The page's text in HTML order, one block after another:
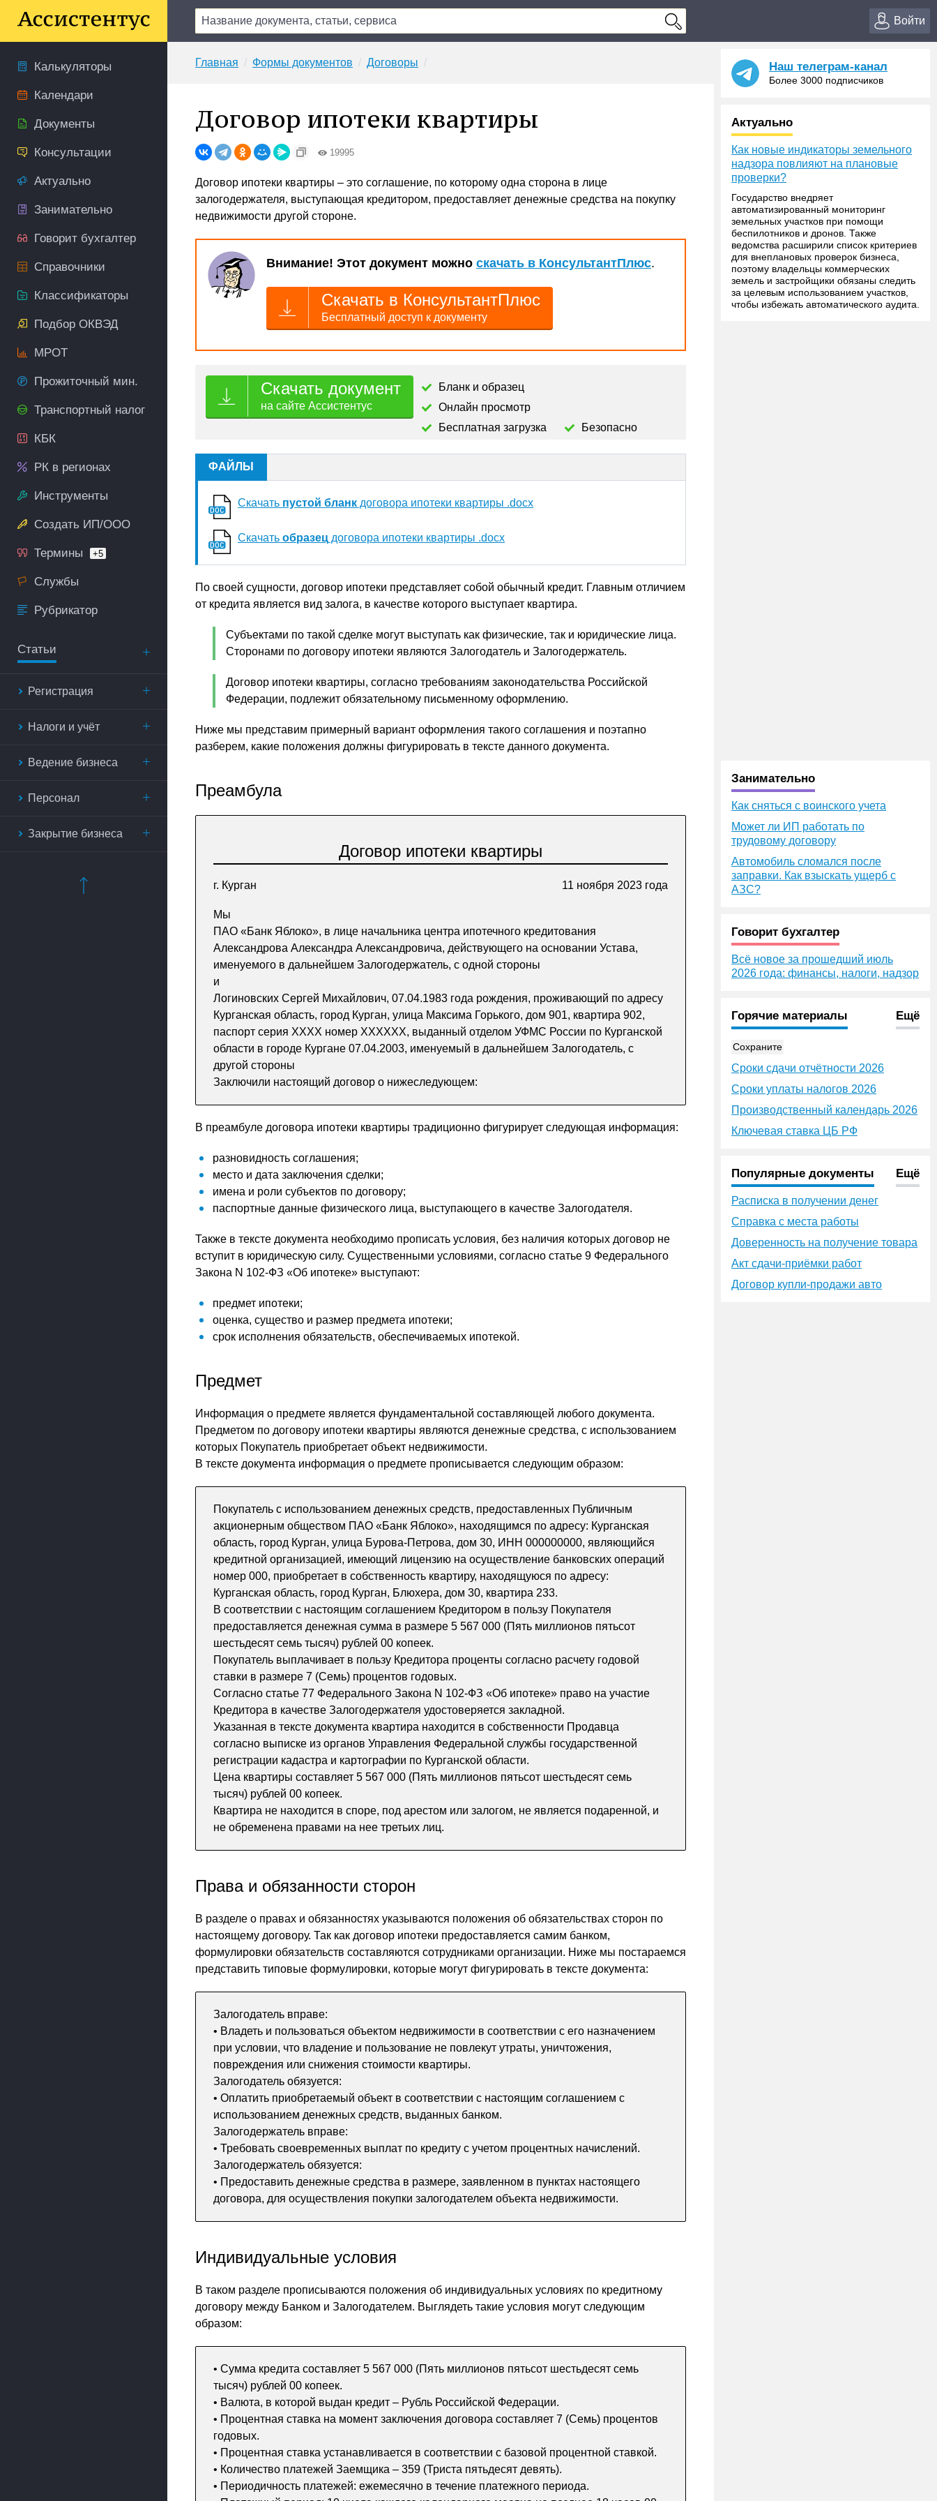
Войти
Калькуляторы
Календари
Документы
Консультации
Актуально
Занимательно
Говорит бухгалтер
Справочники
Классификаторы
Подбор ОКВЭД
МРОТ
Прожиточный мин.
Транспортный налог
КБК
РК в регионах
Инструменты
Создать ИП/ООО
Термины +5
Службы
Рубрикатор
Статьи
Регистрация
Налоги и учёт
Ведение бизнеса
Персонал
Закрытие бизнеса
Главная Формы документов Договоры
Договор ипотеки квартиры
19995
Договор ипотеки квартиры – это соглашение, по которому одна сторона в лице
залогодержателя, выступающая кредитором, предоставляет денежные средства на покупку
недвижимости другой стороне.
Внимание! Этот документ можно скачать в КонсультантПлюс.
Скачать в КонсультантПлюс
Бесплатный доступ к документу
Скачать документ
на сайте Ассистентус
Бланк и образец
Онлайн просмотр
Бесплатная загрузка
Безопасно
ФАЙЛЫ
Скачать пустой бланк договора ипотеки квартиры .docx
Скачать образец договора ипотеки квартиры .docx
По своей сущности, договор ипотеки представляет собой обычный кредит. Главным отличием
от кредита является вид залога, в качестве которого выступает квартира.
Субъектами по такой сделке могут выступать как физические, так и юридические лица.
Сторонами по договору ипотеки являются Залогодатель и Залогодержатель.
Договор ипотеки квартиры, согласно требованиям законодательства Российской
Федерации, подлежит обязательному письменному оформлению.
Ниже мы представим примерный вариант оформления такого соглашения и поэтапно
разберем, какие положения должны фигурировать в тексте данного документа.
Преамбула
Договор ипотеки квартиры
г. Курган 11 ноября 2023 года
Мы
ПАО «Банк Яблоко», в лице начальника центра ипотечного кредитования
Александрова Александра Александровича, действующего на основании Устава,
именуемого в дальнейшем Залогодержатель, с одной стороны
и
Логиновских Сергей Михайлович, 07.04.1983 года рождения, проживающий по адресу
Курганская область, город Курган, улица Максима Горького, дом 901, квартира 902,
паспорт серия ХХХХ номер ХХХХХХ, выданный отделом УФМС России по Курганской
области в городе Кургане 07.04.2003, именуемый в дальнейшем Залогодатель, с
другой стороны
Заключили настоящий договор о нижеследующем:
В преамбуле договора ипотеки квартиры традиционно фигурирует следующая информация:
разновидность соглашения;
место и дата заключения сделки;
имена и роли субъектов по договору;
паспортные данные физического лица, выступающего в качестве Залогодателя.
Также в тексте документа необходимо прописать условия, без наличия которых договор не
вступит в юридическую силу. Существенными условиями, согласно статье 9 Федерального
Закона N 102-ФЗ «Об ипотеке» выступают:
предмет ипотеки;
оценка, существо и размер предмета ипотеки;
срок исполнения обязательств, обеспечиваемых ипотекой.
Предмет
Информация о предмете является фундаментальной составляющей любого документа.
Предметом по договору ипотеки квартиры являются денежные средства, с использованием
которых Покупатель приобретает объект недвижимости.
В тексте документа информация о предмете прописывается следующим образом:
Покупатель с использованием денежных средств, предоставленных Публичным
акционерным обществом ПАО «Банк Яблоко», находящимся по адресу: Курганская
область, город Курган, улица Бурова-Петрова, дом 30, ИНН 000000000, являющийся
кредитной организацией, имеющий лицензию на осуществление банковских операций
номер 000, приобретает в собственность квартиру, находящуюся по адресу:
Курганская область, город Курган, Блюхера, дом 30, квартира 233.
В соответствии с настоящим соглашением Кредитором в пользу Покупателя
предоставляется денежная сумма в размере 5 567 000 (Пять миллионов пятьсот
шестьдесят семь тысяч) рублей 00 копеек.
Покупатель выплачивает в пользу Кредитора проценты согласно расчету годовой
ставки в размере 7 (Семь) процентов годовых.
Согласно статье 77 Федерального Закона N 102-ФЗ «Об ипотеке» право на участие
Кредитора в качестве Залогодержателя удостоверяется закладной.
Указанная в тексте документа квартира находится в собственности Продавца
согласно выписке из органов Управления Федеральной службы государственной
регистрации кадастра и картографии по Курганской области.
Цена квартиры составляет 5 567 000 (Пять миллионов пятьсот шестьдесят семь
тысяч) рублей 00 копеек.
Квартира не находится в споре, под арестом или залогом, не является подаренной, и
не обременена правами на нее третьих лиц.
Права и обязанности сторон
В разделе о правах и обязанностях указываются положения об обязательствах сторон по
настоящему договору. Так как договор ипотеки предоставляется самим банком,
формулировки обязательств составляются сотрудниками организации. Ниже мы постараемся
представить типовые формулировки, которые могут фигурировать в тексте документа:
Залогодатель вправе:
• Владеть и пользоваться объектом недвижимости в соответствии с его назначением
при условии, что владение и пользование не повлекут утраты, уничтожения,
повреждения или снижения стоимости квартиры.
Залогодатель обязуется:
• Оплатить приобретаемый объект в соответствии с настоящим соглашением с
использованием денежных средств, выданных банком.
Залогодержатель вправе:
• Требовать своевременных выплат по кредиту с учетом процентных начислений.
Залогодержатель обязуется:
• Предоставить денежные средства в размере, заявленном в пунктах настоящего
договора, для осуществления покупки залогодателем объекта недвижимости.
Индивидуальные условия
В таком разделе прописываются положения об индивидуальных условиях по кредитному
договору между Банком и Залогодателем. Выглядеть такие условия могут следующим
образом:
• Сумма кредита составляет 5 567 000 (Пять миллионов пятьсот шестьдесят семь
тысяч) рублей 00 копеек.
• Валюта, в которой выдан кредит – Рубль Российской Федерации.
• Процентная ставка на момент заключения договора составляет 7 (Семь) процентов
годовых.
• Процентная ставка устанавливается в соответствии с базовой процентной ставкой.
• Количество платежей Заемщика – 359 (Триста пятьдесят девять).
• Периодичность платежей: ежемесячно в течение платежного периода.
Наш телеграм-канал
Более 3000 подписчиков
Актуально
Как новые индикаторы земельного
надзора повлияют на плановые
проверки?
Государство внедряет
автоматизированный мониторинг
земельных участков при помощи
беспилотников и дронов. Также
ведомства расширили список критериев
для внеплановых проверок бизнеса,
поэтому владельцы коммерческих
земель и застройщики обязаны следить
за целевым использованием участков,
чтобы избежать автоматического аудита.
Занимательно
Как сняться с воинского учета
Может ли ИП работать по
трудовому договору
Автомобиль сломался после
заправки. Как взыскать ущерб с
АЗС?
Говорит бухгалтер
Всё новое за прошедший июль
2026 года: финансы, налоги, надзор
Горячие материалы Ещё
Сохраните
Сроки сдачи отчётности 2026
Сроки уплаты налогов 2026
Производственный календарь 2026
Ключевая ставка ЦБ РФ
Популярные документы Ещё
Расписка в получении денег
Справка с места работы
Доверенность на получение товара
Акт сдачи-приёмки работ
Договор купли-продажи авто